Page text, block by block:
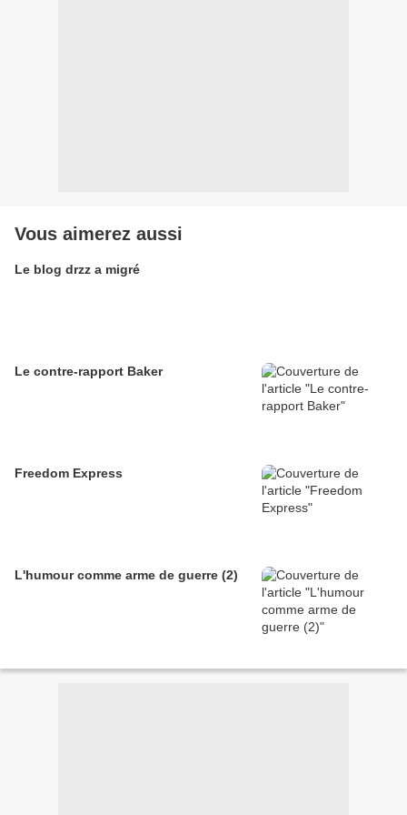
Vous aimerez aussi
Le blog drzz a migré
Le contre-rapport Baker
Freedom Express
L'humour comme arme de guerre (2)